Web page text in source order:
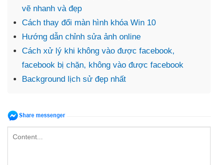
vẽ nhanh và đẹp
Cách thay đổi màn hình khóa Win 10
Hướng dẫn chỉnh sửa ảnh online
Cách xử lý khi không vào được facebook,
facebook bị chặn, không vào được facebook
Background lịch sử đẹp nhất